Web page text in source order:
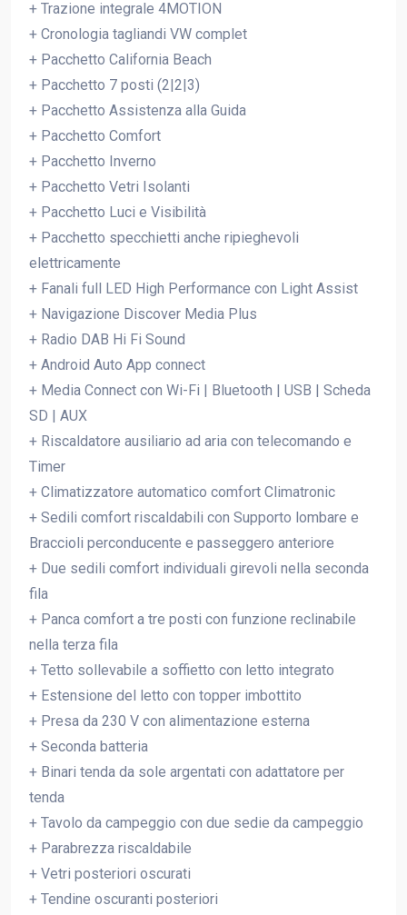
+ Trazione integrale 4MOTION
+ Cronologia tagliandi VW complet
+ Pacchetto California Beach
+ Pacchetto 7 posti (2|2|3)
+ Pacchetto Assistenza alla Guida
+ Pacchetto Comfort
+ Pacchetto Inverno
+ Pacchetto Vetri Isolanti
+ Pacchetto Luci e Visibilità
+ Pacchetto specchietti anche ripieghevoli
elettricamente
+ Fanali full LED High Performance con Light Assist
+ Navigazione Discover Media Plus
+ Radio DAB Hi Fi Sound
+ Android Auto App connect
+ Media Connect con Wi-Fi | Bluetooth | USB | Scheda
SD | AUX
+ Riscaldatore ausiliario ad aria con telecomando e
Timer
+ Climatizzatore automatico comfort Climatronic
+ Sedili comfort riscaldabili con Supporto lombare e
Braccioli perconducente e passeggero anteriore
+ Due sedili comfort individuali girevoli nella seconda
fila
+ Panca comfort a tre posti con funzione reclinabile
nella terza fila
+ Tetto sollevabile a soffietto con letto integrato
+ Estensione del letto con topper imbottito
+ Presa da 230 V con alimentazione esterna
+ Seconda batteria
+ Binari tenda da sole argentati con adattatore per
tenda
+ Tavolo da campeggio con due sedie da campeggio
+ Parabrezza riscaldabile
+ Vetri posteriori oscurati
+ Tendine oscuranti posteriori